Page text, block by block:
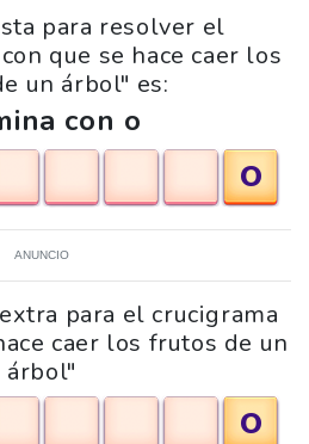
para resolver el
que se hace caer los
un árbol" es:
con o
O
ANUNCIO
para el crucigrama
caer los frutos de un
árbol"
O